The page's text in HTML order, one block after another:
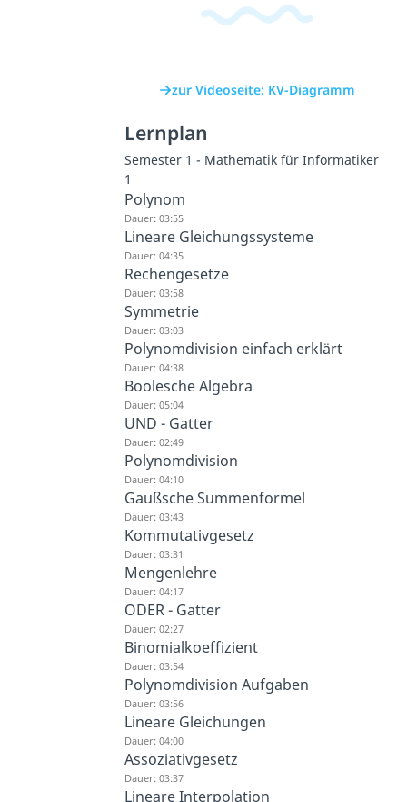
zur Videoseite: KV-Diagramm
Lernplan
Semester 1 - Mathematik für Informatiker
1
Polynom
Dauer: 03:55
Lineare Gleichungssysteme
Dauer: 04:35
Rechengesetze
Dauer: 03:58
Symmetrie
Dauer: 03:03
Polynomdivision einfach erklärt
Dauer: 04:38
Boolesche Algebra
Dauer: 05:04
UND - Gatter
Dauer: 02:49
Polynomdivision
Dauer: 04:10
Gaußsche Summenformel
Dauer: 03:43
Kommutativgesetz
Dauer: 03:31
Mengenlehre
Dauer: 04:17
ODER - Gatter
Dauer: 02:27
Binomialkoeffizient
Dauer: 03:54
Polynomdivision Aufgaben
Dauer: 03:56
Lineare Gleichungen
Dauer: 04:00
Assoziativgesetz
Dauer: 03:37
Lineare Interpolation